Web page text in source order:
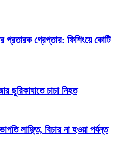
প্রতারক গ্রেপ্তার: ফিশিংয়ে কোটি
ছুরিকাঘাতে চাচা নিহত
লাঞ্ছিত, বিচার না হওয়া পর্যন্ত